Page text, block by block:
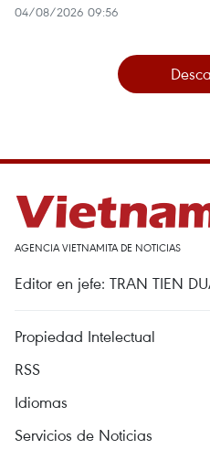
04/08/2026 09:56
AGENCIA VIETNAMITA DE NOTICIAS
Editor en jefe: TRAN TIEN
Propiedad Intelectual
RSS
Idiomas
Servicios de Noticias